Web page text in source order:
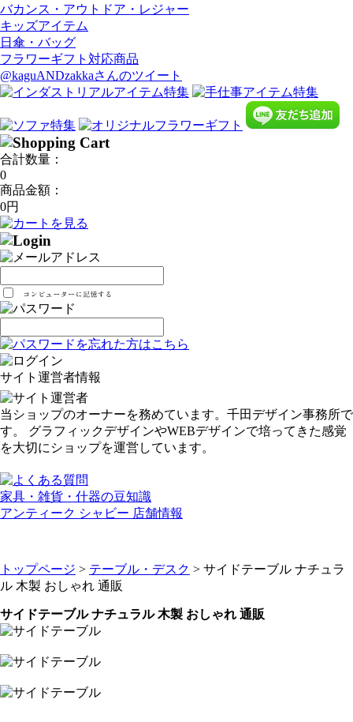
バカンス・アウトドア・レジャー
キッズアイテム
日傘・バッグ
フラワーギフト対応商品
@kaguANDzakkaさんのツイート
合計数量：
0
商品金額：
0円
サイト運営者情報
当ショップのオーナーを務めています。千田デザイン事務所で
す。 グラフィックデザインやWEBデザインで培ってきた感覚
を大切にショップを運営しています。
家具・雑貨・什器の豆知識
アンティーク シャビー 店舗情報
トップページ > テーブル・デスク > サイドテーブル ナチュラ
ル 木製 おしゃれ 通販
サイドテーブル ナチュラル 木製 おしゃれ 通販